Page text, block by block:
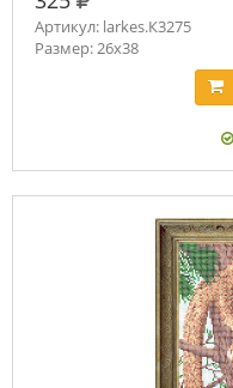
Артикул: larkes.К3275
Размер: 26х38